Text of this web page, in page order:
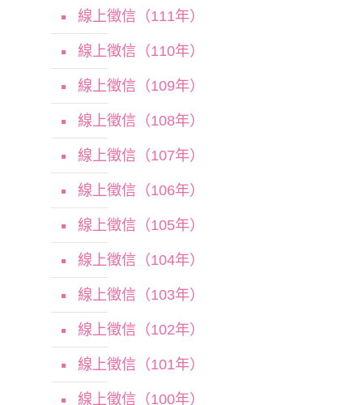
線上徵信（111年）
線上徵信（110年）
線上徵信（109年）
線上徵信（108年）
線上徵信（107年）
線上徵信（106年）
線上徵信（105年）
線上徵信（104年）
線上徵信（103年）
線上徵信（102年）
線上徵信（101年）
線上徵信（100年）